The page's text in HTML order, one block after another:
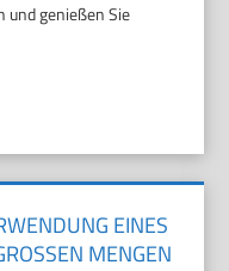
und genießen Sie
EINES
MENGEN B